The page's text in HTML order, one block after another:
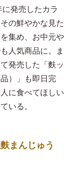
発売したカラ
の鮮やかな見た
集め、お中元や
人気商品に。ま
発売した「麩ッ
）」も即日完
に食べてほしい
いる。
麩まんじゅう